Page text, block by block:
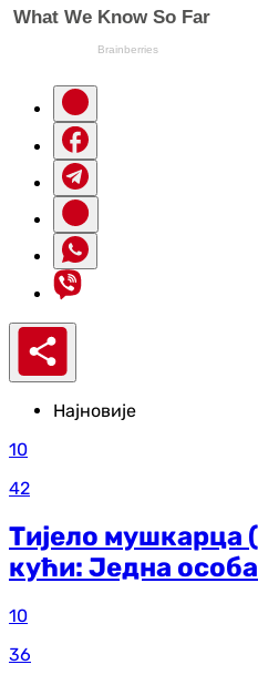
Најновије
10
42
Тијело мушкарца
кући: Једна
10
36